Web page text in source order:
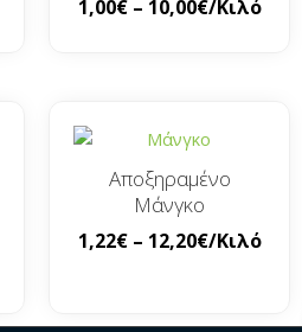
1,00€ – 10,00€/Κιλό
Αποξηραμένο
Μάνγκο
1,22€ – 12,20€/Κιλό